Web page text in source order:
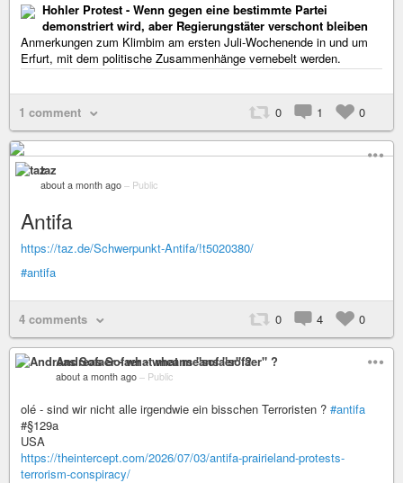
Hohler Protest - Wenn gegen eine bestimmte Partei
demonstriert wird, aber Regierungstäter verschont bleiben
Anmerkungen zum Klimbim am ersten Juli-Wochenende in und um
Erfurt, mit dem politische Zusammenhänge vernebelt werden.
1 comment 0 1 0
taz
about a month ago – Public
Antifa
https://taz.de/Schwerpunkt-Antifa/!t5020380/
#antifa
4 comments 0 4 0
Andreas Sofaer - what means "sofaer" ?
about a month ago – Public
olé - sind wir nicht alle irgendwie ein bisschen Terroristen ? #antifa
#§129a
USA
https://theintercept.com/2026/07/03/antifa-prairieland-protests-
terrorism-conspiracy/